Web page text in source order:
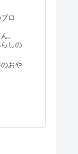
ロ
。
しの
おや